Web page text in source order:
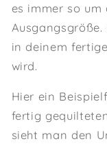
es immer so um
in deinem
wird.
Hier ein
fertig
sieht man den